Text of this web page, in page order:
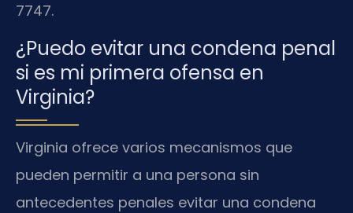
7747.
¿Puedo evitar una condena penal
si es mi primera ofensa en
Virginia?
Virginia ofrece varios mecanismos que
pueden permitir a una persona sin
antecedentes penales evitar una condena